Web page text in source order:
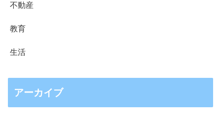
不動産
教育
生活
アーカイブ